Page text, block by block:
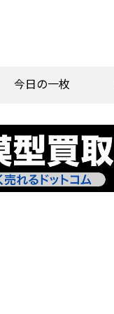
今日の一枚